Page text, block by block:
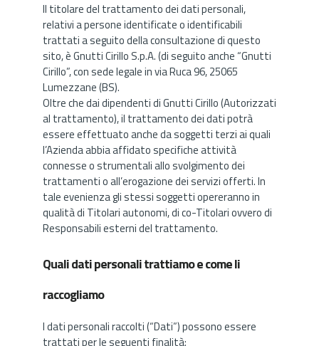
Il titolare del trattamento dei dati personali,
relativi a persone identificate o identificabili
trattati a seguito della consultazione di questo
sito, è Gnutti Cirillo S.p.A. (di seguito anche “Gnutti
Cirillo”, con sede legale in via Ruca 96, 25065
Lumezzane (BS).
Oltre che dai dipendenti di Gnutti Cirillo (Autorizzati
al trattamento), il trattamento dei dati potrà
essere effettuato anche da soggetti terzi ai quali
l’Azienda abbia affidato specifiche attività
connesse o strumentali allo svolgimento dei
trattamenti o all’erogazione dei servizi offerti. In
tale evenienza gli stessi soggetti opereranno in
qualità di Titolari autonomi, di co-Titolari ovvero di
Responsabili esterni del trattamento.
Quali dati personali trattiamo e come li
raccogliamo
I dati personali raccolti (“Dati”) possono essere
trattati per le seguenti finalità: